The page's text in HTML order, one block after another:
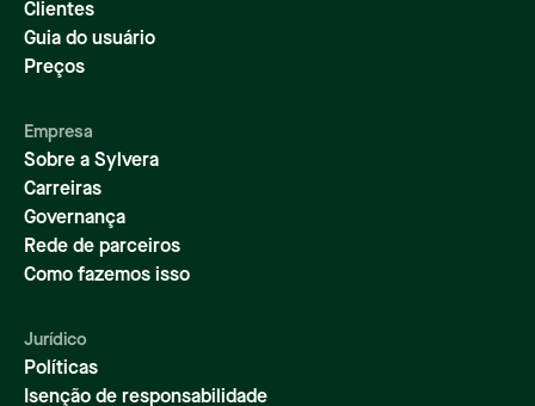
Clientes
Guia do usuário
Preços
Empresa
Sobre a Sylvera
Carreiras
Governança
Rede de parceiros
Como fazemos isso
Jurídico
Políticas
Isenção de responsabilidade